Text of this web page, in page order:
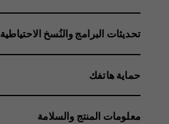
تحديثات البرامج والنُسخ الاحتياطية
حماية هاتفك
معلومات المنتج والسلامة